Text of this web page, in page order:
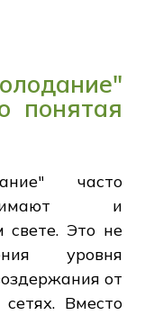
понятая
часто
и
свете. Это не
уровня
от
Вместо